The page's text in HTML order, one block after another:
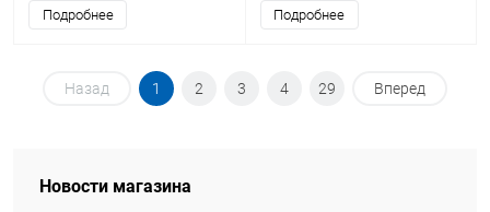
Подробнее Подробнее
Назад 1 2 3 4 29 Вперед
Новости магазина